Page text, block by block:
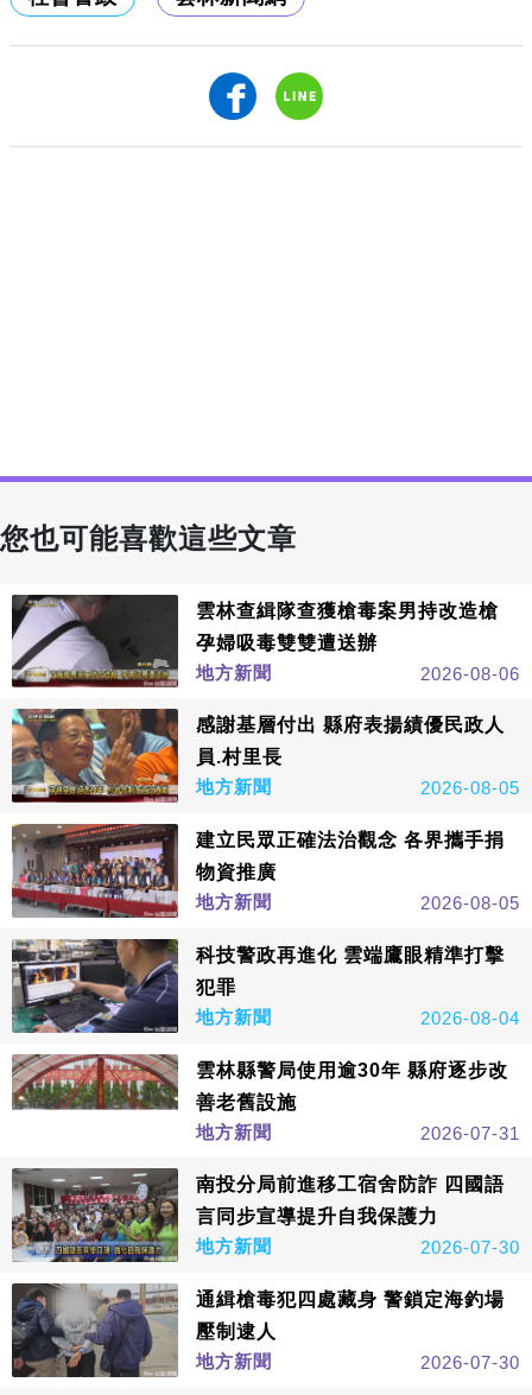
您也可能喜歡這些文章
雲林查緝隊查獲槍毒案男持改造槍
孕婦吸毒雙雙遭送辦
地方新聞
2026-08-06
感謝基層付出 縣府表揚績優民政人
員.村里長
地方新聞
2026-08-05
建立民眾正確法治觀念 各界攜手捐
物資推廣
地方新聞
2026-08-05
科技警政再進化 雲端鷹眼精準打擊
犯罪
地方新聞
2026-08-04
雲林縣警局使用逾30年 縣府逐步改
善老舊設施
地方新聞
2026-07-31
南投分局前進移工宿舍防詐 四國語
言同步宣導提升自我保護力
地方新聞
2026-07-30
通緝槍毒犯四處藏身 警鎖定海釣場
壓制逮人
地方新聞
2026-07-30